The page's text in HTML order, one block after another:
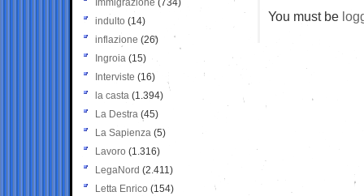
You must be
Immigrazione (734)
indulto (14)
inflazione (26)
Ingroia (15)
Interviste (16)
la casta (1.394)
La Destra (45)
La Sapienza (5)
Lavoro (1.316)
LegaNord (2.411)
Letta Enrico (154)